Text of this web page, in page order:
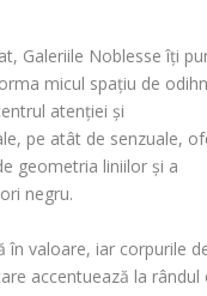
Galeriile Noblesse îți
micul spațiu de
atenției și
pe atât de senzuale,
geometria liniilor și a
negru.
în valoare, iar corpurile
accentuează la rândul